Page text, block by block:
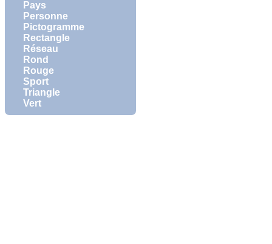
Pays
Personne
Pictogramme
Rectangle
Réseau
Rond
Rouge
Sport
Triangle
Vert